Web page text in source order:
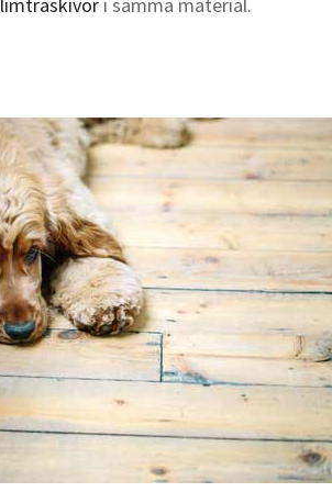
limträskivori samma material.